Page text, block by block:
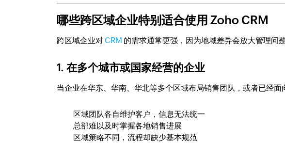
哪些跨区域企业特别适合使用 Zoho CRM
跨区域企业对 CRM 的需求通常更强，因为地域差异会放大管理问
1. 在多个城市或国家经营的企业
当企业在华东、华南、华北等多个区域布局销售团队，或者已经面
区域团队各自维护客户，信息无法统一
总部难以及时掌握各地销售进展
区域策略不同，流程却缺少基本规范